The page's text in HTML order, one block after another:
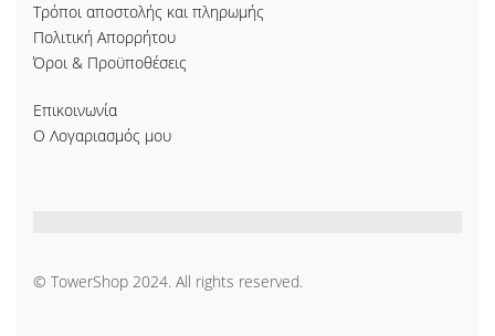
Τρόποι αποστολής και πληρωμής
Πολιτική Απορρήτου
Όροι & Προϋποθέσεις
Επικοινωνία
Ο Λογαριασμός μου
© TowerShop 2024. All rights reserved.